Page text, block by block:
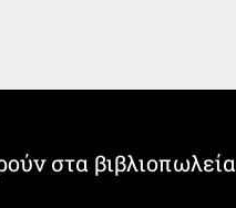
στα βιβλιοπωλεία